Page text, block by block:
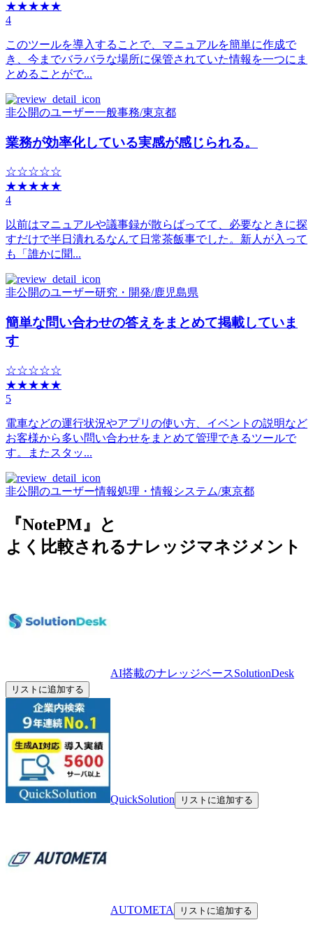
★★★★★
4
このツールを導入することで、マニュアルを簡単に作成で
き、今までバラバラな場所に保管されていた情報を一つにま
とめることがで...
非公開のユーザー一般事務/東京都
業務が効率化している実感が感じられる。
☆☆☆☆☆
★★★★★
4
以前はマニュアルや議事録が散らばってて、必要なときに探
すだけで半日潰れるなんて日常茶飯事でした。新人が入って
も「誰かに聞...
非公開のユーザー研究・開発/鹿児島県
簡単な問い合わせの答えをまとめて掲載していま
す
☆☆☆☆☆
★★★★★
5
電車などの運行状況やアプリの使い方、イベントの説明など
お客様から多い問い合わせをまとめて管理できるツールで
す。またスタッ...
非公開のユーザー情報処理・情報システム/東京都
『NotePM』と
よく比較されるナレッジマネジメント
AI搭載のナレッジベースSolutionDesk
リストに追加する
QuickSolution リストに追加する
AUTOMETA リストに追加する